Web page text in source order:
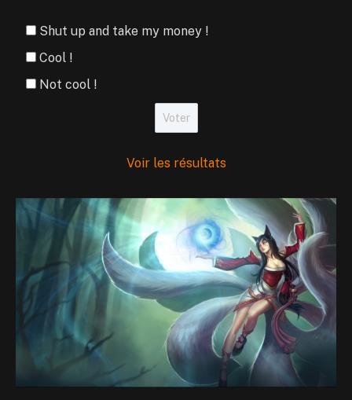
Shut up and take my money !
Cool !
Not cool !
Voir les résultats